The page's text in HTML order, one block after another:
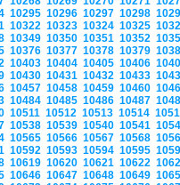
10295 10296 10297 10298
10322 10323 10324 10325
10349 10350 10351 10352
10376 10377 10378 10379
10403 10404 10405 10406
10430 10431 10432 10433
10457 10458 10459 10460
10484 10485 10486 10487
10511 10512 10513 10514
10538 10539 10540 10541
10565 10566 10567 10568
10592 10593 10594 10595
10619 10620 10621 10622
10646 10647 10648 10649